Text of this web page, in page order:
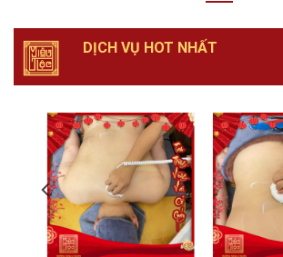
DỊCH VỤ HOT NHẤT